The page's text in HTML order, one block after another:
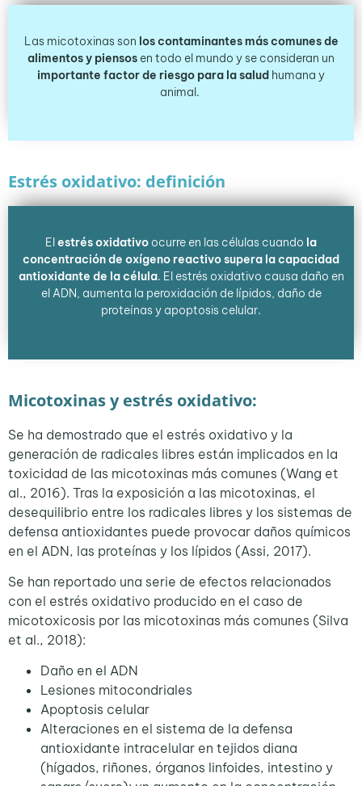
Las micotoxinas son los contaminantes más comunes de
alimentos y piensos en todo el mundo y se consideran un
importante factor de riesgo para la salud humana y
animal.
Estrés oxidativo: definición
Elestrés oxidativo ocurre en las células cuando la
concentración de oxígeno reactivo supera la capacidad
antioxidante de la célula. El estrés oxidativo causa daño en
el ADN, aumenta la peroxidación de lípidos, daño de
proteínas y apoptosis celular.
Micotoxinas y estrés oxidativo:
Se ha demostrado que el estrés oxidativo y la
generación de radicales libres están implicados en la
toxicidad de las micotoxinas más comunes (Wang et
al., 2016). Tras la exposición a las micotoxinas, el
desequilibrio entre los radicales libres y los sistemas de
defensa antioxidantes puede provocar daños químicos
en el ADN, las proteínas y los lípidos (Assi, 2017).
Se han reportado una serie de efectos relacionados
con el estrés oxidativo producido en el caso de
micotoxicosis por las micotoxinas más comunes (Silva
et al., 2018):
Daño en el ADN
Lesiones mitocondriales
Apoptosis celular
Alteraciones en el sistema de la defensa
antioxidante intracelular en tejidos diana
(hígados, riñones, órganos linfoides, intestino y